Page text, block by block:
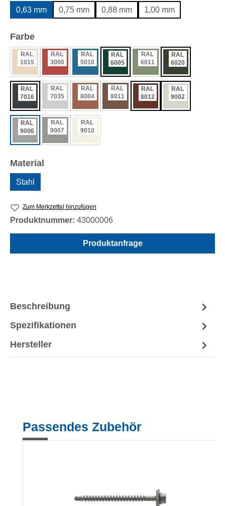
0,63 mm 0,75 mm 0,88 mm 1,00 mm
Farbeauswählen
RAL
1015
RAL
3000
RAL
5010
RAL
6005
RAL
6011
RAL
6020
RAL
7016
RAL
7035
RAL
8004
RAL
8011
RAL
8012
RAL
9002
RAL
9006
RAL
9007
RAL
9010
Material
Stahl
Zum Merkzettel hinzufügen
Produktnummer: 43000006
Produktanfrage
Beschreibung
Spezifikationen
Hersteller
Produktgalerie überspringen
Passendes Zubehör